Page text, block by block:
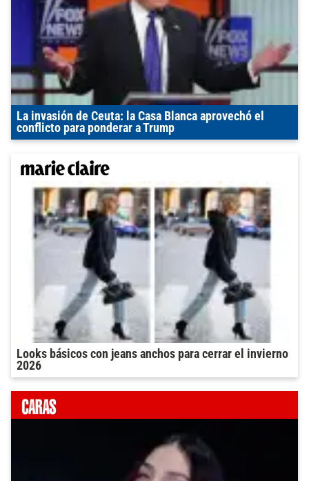
La invasión de Ceuta: la Casa Blanca aprovechó el
conflicto para ponderar a Trump
Looks básicos con jeans anchos para cerrar el invierno
2026